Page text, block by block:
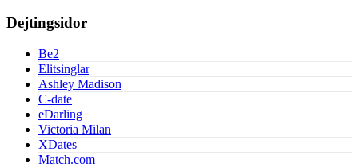
Dejtingsidor
Be2
Elitsinglar
Ashley Madison
C-date
eDarling
Victoria Milan
XDates
Match.com